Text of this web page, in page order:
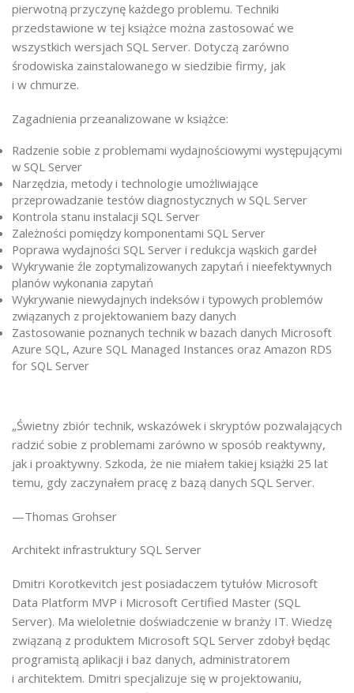
pierwotną przyczynę każdego problemu. Techniki
przedstawione w tej książce można zastosować we
wszystkich wersjach SQL Server. Dotyczą zarówno
środowiska zainstalowanego w siedzibie firmy, jak
i w chmurze.
Zagadnienia przeanalizowane w książce:
Radzenie sobie z problemami wydajnościowymi występującymi
w SQL Server
Narzędzia, metody i technologie umożliwiające
przeprowadzanie testów diagnostycznych w SQL Server
Kontrola stanu instalacji SQL Server
Zależności pomiędzy komponentami SQL Server
Poprawa wydajności SQL Server i redukcja wąskich gardeł
Wykrywanie źle zoptymalizowanych zapytań i nieefektywnych
planów wykonania zapytań
Wykrywanie niewydajnych indeksów i typowych problemów
związanych z projektowaniem bazy danych
Zastosowanie poznanych technik w bazach danych Microsoft
Azure SQL, Azure SQL Managed Instances oraz Amazon RDS
for SQL Server
„Świetny zbiór technik, wskazówek i skryptów pozwalających
radzić sobie z problemami zarówno w sposób reaktywny,
jak i proaktywny. Szkoda, że nie miałem takiej książki 25 lat
temu, gdy zaczynałem pracę z bazą danych SQL Server.
—Thomas Grohser
Architekt infrastruktury SQL Server
Dmitri Korotkevitch jest posiadaczem tytułów Microsoft
Data Platform MVP i Microsoft Certified Master (SQL
Server). Ma wieloletnie doświadczenie w branży IT. Wiedzę
związaną z produktem Microsoft SQL Server zdobył będąc
programistą aplikacji i baz danych, administratorem
i architektem. Dmitri specjalizuje się w projektowaniu,